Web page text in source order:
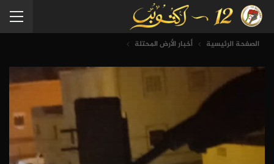
الصفحة الرئيسية أخبار الأرض المحتلة